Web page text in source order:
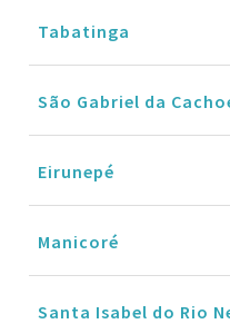
Tabatinga
São Gabriel da
Eirunepé
Manicoré
Santa Isabel do Rio